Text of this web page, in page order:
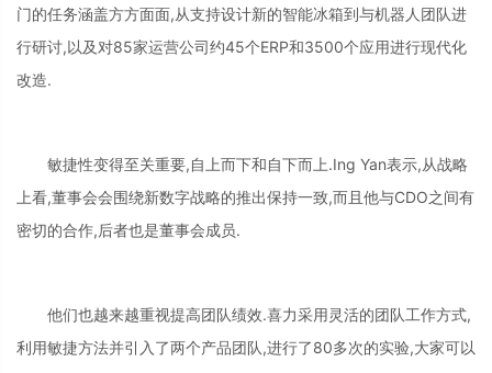
门的任务涵盖方方面面,从支持设计新的智能冰箱到与机器人团队进
行研讨,以及对85家运营公司约45个ERP和3500个应用进行现代化
改造.
敏捷性变得至关重要,自上而下和自下而上.Ing Yan表示,从战略
上看,董事会会围绕新数字战略的推出保持一致,而且他与CDO之间有
密切的合作,后者也是董事会成员.
他们也越来越重视提高团队绩效.喜力采用灵活的团队工作方式,
利用敏捷方法并引入了两个产品团队,进行了80多次的实验,大家可以